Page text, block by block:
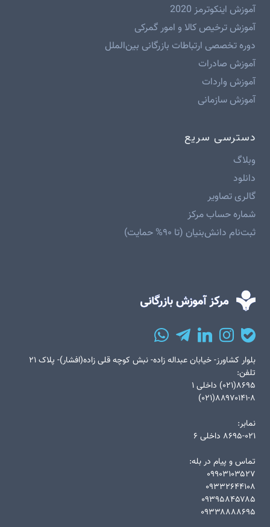
آموزش اینکوترمز 2020
آموزش ترخیص کالا و امور گمرکی
دوره تخصصی ارتباطات بازرگانی بین‌الملل
آموزش صادرات
آموزش واردات
آموزش سازمانی
دسترسی سریع
وبلاگ
دانلود
گالری تصاویر
شماره حساب مرکز
ثبت‌نام دانش‌بنیان (تا ۹۰% حمایت)
بلوار کشاورز- خیابان عبداله زاده- نبش کوچه قلی زاده(افشار)- پلاک ۲۱
تلفن:
۸۶۹۵(۰۲۱) داخلی ۱
۸۸۹۷۰۱۴۱-۸(۰۲۱)
نمابر:
۸۶۹۵-۰۲۱ داخلی ۶
تماس و پیام در بله:
۰۹۹۰۳۱۰۳۵۲۷
۰۹۳۳۲۶۴۴۱۰۸
۰۹۳۹۵۸۴۵۷۸۵
۰۹۳۳۸۸۸۸۶۹۵